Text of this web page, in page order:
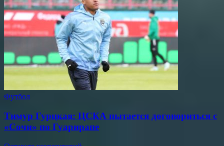
Футбол
Тимур Гурцкая: ЦСКА пытается договориться с
«Сочи» по Гуарирапе